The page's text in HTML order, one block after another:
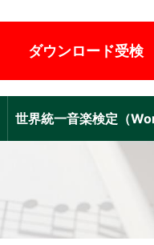
ダウンロード受検
世界統一音楽検定（